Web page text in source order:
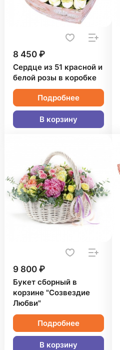
8 450 ₽
Сердце из 51 красной и
белой розы в коробке
Подробнее
В корзину
9 800 ₽
Букет сборный в
корзине "Созвездие
Любви"
Подробнее
В корзину